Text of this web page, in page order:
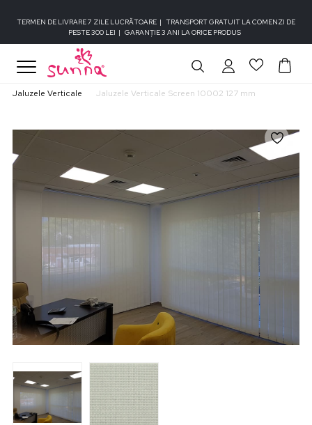
TERMEN DE LIVRARE 7 ZILE LUCRĂTOARE | TRANSPORT GRATUIT LA COMENZI DE
PESTE 300 LEI | GARANȚIE 3 ANI LA ORICE PRODUS
Jaluzele Verticale Jaluzele Verticale Screen 10002 127 mm